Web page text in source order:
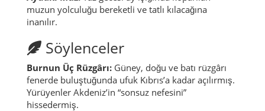
muzun yolculuğu bereketli ve tatlı kılacağına
inanılır.
Söylenceler
Burnun Üç Rüzgârı: Güney, doğu ve batı rüzgârı
fenerde buluştuğunda ufuk Kıbrıs’a kadar açılırmış.
Yürüyenler Akdeniz’in “sonsuz nefesini”
hissedermiş.